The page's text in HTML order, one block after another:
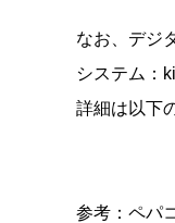
なお、デジ
システム：
詳細は以下
参考： ペパ